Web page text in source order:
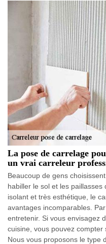
La pose de carrelage
un vrai carreleur
Beaucoup de gens
habiller le sol et les
isolant et très esthétique, le
avantages incomparables.
entretenir. Si vous envisagez
cuisine, vous pouvez compter
Nous vous proposons le type